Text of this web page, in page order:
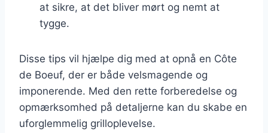
at sikre, at det bliver mørt og nemt at
tygge.
Disse tips vil hjælpe dig med at opnå en Côte
de Boeuf, der er både velsmagende og
imponerende. Med den rette forberedelse og
opmærksomhed på detaljerne kan du skabe en
uforglemmelig grilloplevelse.